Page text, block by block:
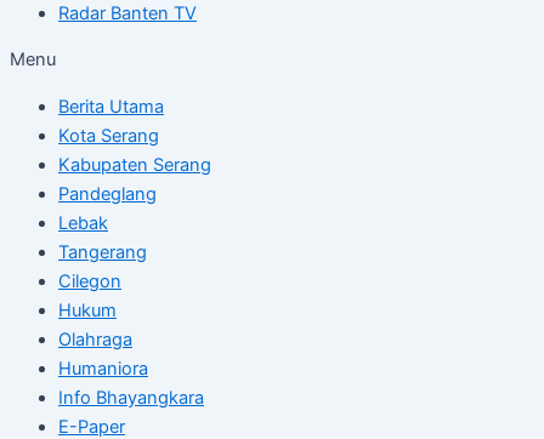
Radar Banten TV
Menu
Berita Utama
Kota Serang
Kabupaten Serang
Pandeglang
Lebak
Tangerang
Cilegon
Hukum
Olahraga
Humaniora
Info Bhayangkara
E-Paper